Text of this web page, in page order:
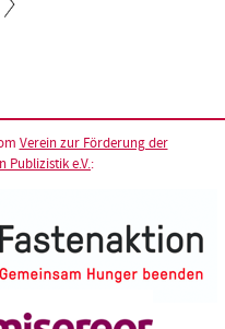
Verein zur Förderung der
Publizistik e.V.: